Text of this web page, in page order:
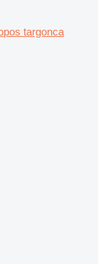
targonca